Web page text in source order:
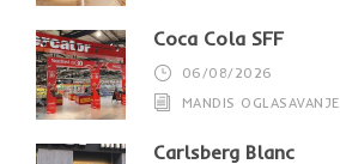
Coca Cola SFF
06/08/2026
MANDIS OGLASAVANJE
Carlsberg Blanc